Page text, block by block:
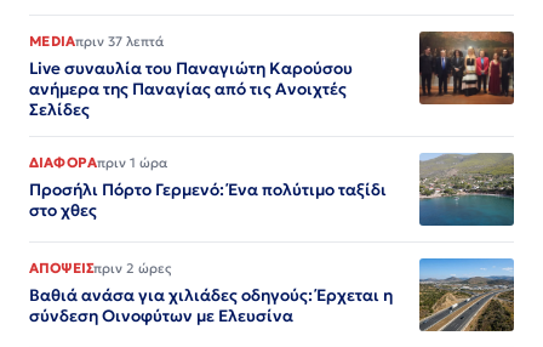
MEDIAπριν 37 λεπτά
Live συναυλία του Παναγιώτη Καρούσου
ανήμερα της Παναγίας από τις Ανοιχτές
Σελίδες
ΔΙΑΦΟΡΑπριν 1 ώρα
Προσήλι Πόρτο Γερμενό: Ένα πολύτιμο ταξίδι
στο χθες
ΑΠΟΨΕΙΣπριν 2 ώρες
Βαθιά ανάσα για χιλιάδες οδηγούς: Έρχεται η
σύνδεση Οινοφύτων με Ελευσίνα